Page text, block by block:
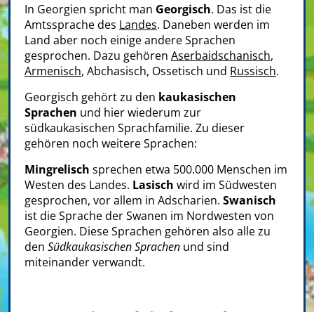
In Georgien spricht man Georgisch. Das ist die
Amtssprache des Landes. Daneben werden im
Land aber noch einige andere Sprachen
gesprochen. Dazu gehören Aserbaidschanisch,
Armenisch, Abchasisch, Ossetisch und Russisch.
Georgisch gehört zu den kaukasischen
Sprachen und hier wiederum zur
südkaukasischen Sprachfamilie. Zu dieser
gehören noch weitere Sprachen:
Mingrelisch sprechen etwa 500.000 Menschen im
Westen des Landes. Lasisch wird im Südwesten
gesprochen, vor allem in Adscharien. Swanisch
ist die Sprache der Swanen im Nordwesten von
Georgien. Diese Sprachen gehören also alle zu
den Südkaukasischen Sprachen und sind
miteinander verwandt.